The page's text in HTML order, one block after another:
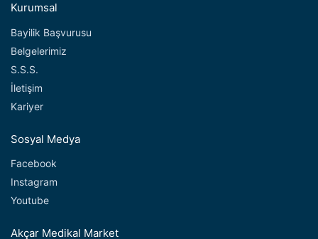
Kurumsal
Bayilik Başvurusu
Belgelerimiz
S.S.S.
İletişim
Kariyer
Sosyal Medya
Facebook
Instagram
Youtube
Akçar Medikal Market